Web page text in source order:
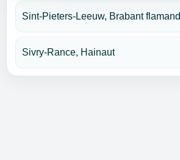
Sint-Pieters-Leeuw, Brabant flamand
Sivry-Rance, Hainaut